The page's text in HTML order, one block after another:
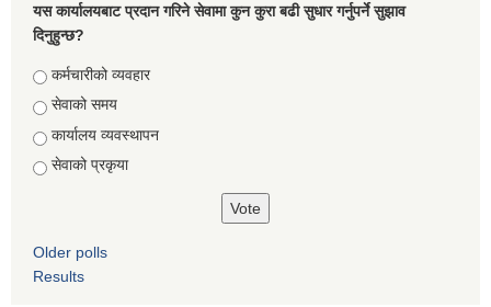
यस कार्यालयबाट प्रदान गरिने सेवामा कुन कुरा बढी सुधार गर्नुपर्ने सुझाव
दिनुहुन्छ?
Choices
कर्मचारीको व्यवहार
सेवाको समय
कार्यालय व्यवस्थापन
सेवाको प्रकृया
Older polls
Results